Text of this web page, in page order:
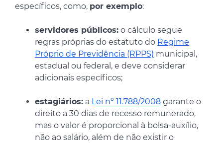
específicos, como, por exemplo:
servidores públicos: o cálculo segue
regras próprias do estatuto do Regime
Próprio de Previdência (RPPS) municipal,
estadual ou federal, e deve considerar
adicionais específicos;
estagiários: a Lei nº 11.788/2008 garante o
direito a 30 dias de recesso remunerado,
mas o valor é proporcional à bolsa-auxílio,
não ao salário, além de não existir o